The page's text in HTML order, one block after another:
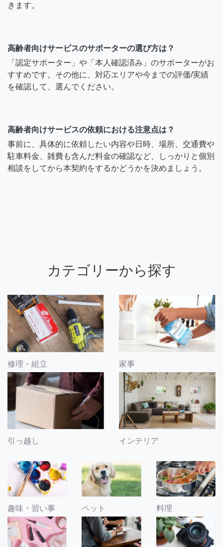
きます。
高齢者向けサービスのサポーターの選び方は？
「認定サポーター」や「本人確認済み」のサポーターがお
すすめです。その他に、対応エリアや今までの評価/実績
を確認して、選んでください。
高齢者向けサービスの依頼における注意点は？
事前に、具体的に依頼したい内容や日時、場所、交通費や
駐車料金、雑費も含んだ料金の確認など、しっかりと個別
相談をしてから本契約をするかどうかを決めましょう。
カテゴリーから探す
修理・組立 家事
引っ越し インテリア
趣味・習い事 ペット 料理